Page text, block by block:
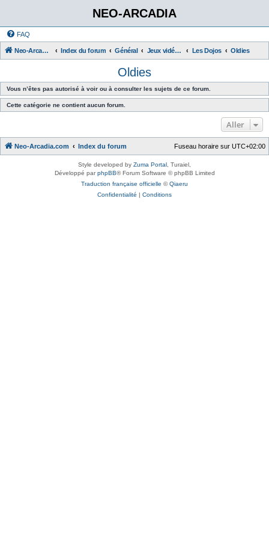
NEO-ARCADIA
FAQ
Neo-Arcadia.com Index du forum Général Jeux vidéo d'arcade Les Dojos Oldies
Oldies
Vous n’êtes pas autorisé à voir ou à consulter les sujets de ce forum.
Cette catégorie ne contient aucun forum.
Aller
Neo-Arcadia.com Index du forum Fuseau horaire sur UTC+02:00
Style developed by Zuma Portal , Turaiel,
Développé parphpBB® Forum Software © phpBB Limited
Traduction française officielle ©Qiaeru
Confidentialité | Conditions